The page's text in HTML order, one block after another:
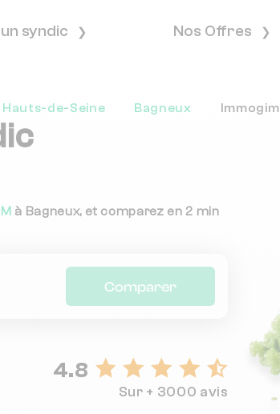
syndic Nos Offres
Hauts-de-Seine Bagneux Immogim
à Bagneux, et comparez en 2 min
Comparer
4.8
Sur + 3000 avis